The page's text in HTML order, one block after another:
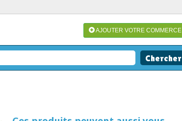
AJOUTER VOTRE COMMERCE